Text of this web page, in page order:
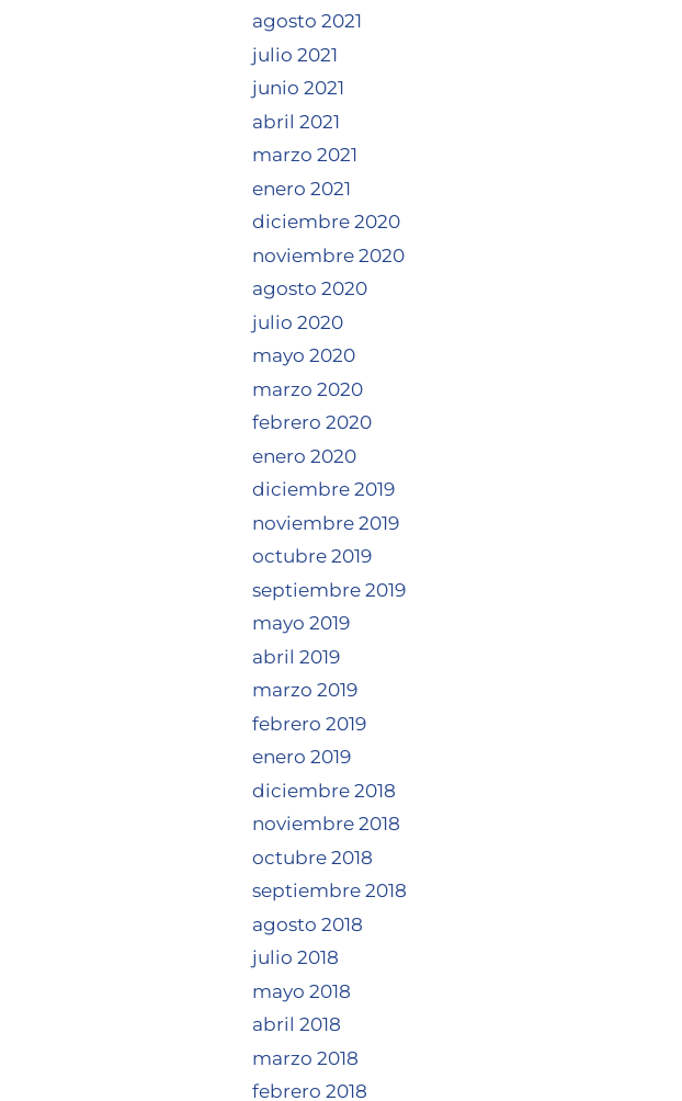
agosto 2021
julio 2021
junio 2021
abril 2021
marzo 2021
enero 2021
diciembre 2020
noviembre 2020
agosto 2020
julio 2020
mayo 2020
marzo 2020
febrero 2020
enero 2020
diciembre 2019
noviembre 2019
octubre 2019
septiembre 2019
mayo 2019
abril 2019
marzo 2019
febrero 2019
enero 2019
diciembre 2018
noviembre 2018
octubre 2018
septiembre 2018
agosto 2018
julio 2018
mayo 2018
abril 2018
marzo 2018
febrero 2018